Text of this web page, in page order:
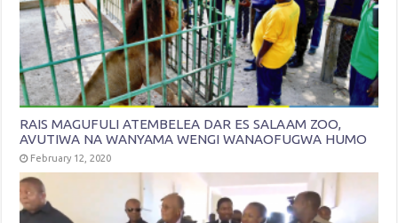
RAIS MAGUFULI ATEMBELEA DAR ES SALAAM ZOO,
AVUTIWA NA WANYAMA WENGI WANAOFUGWA HUMO
February 12, 2020